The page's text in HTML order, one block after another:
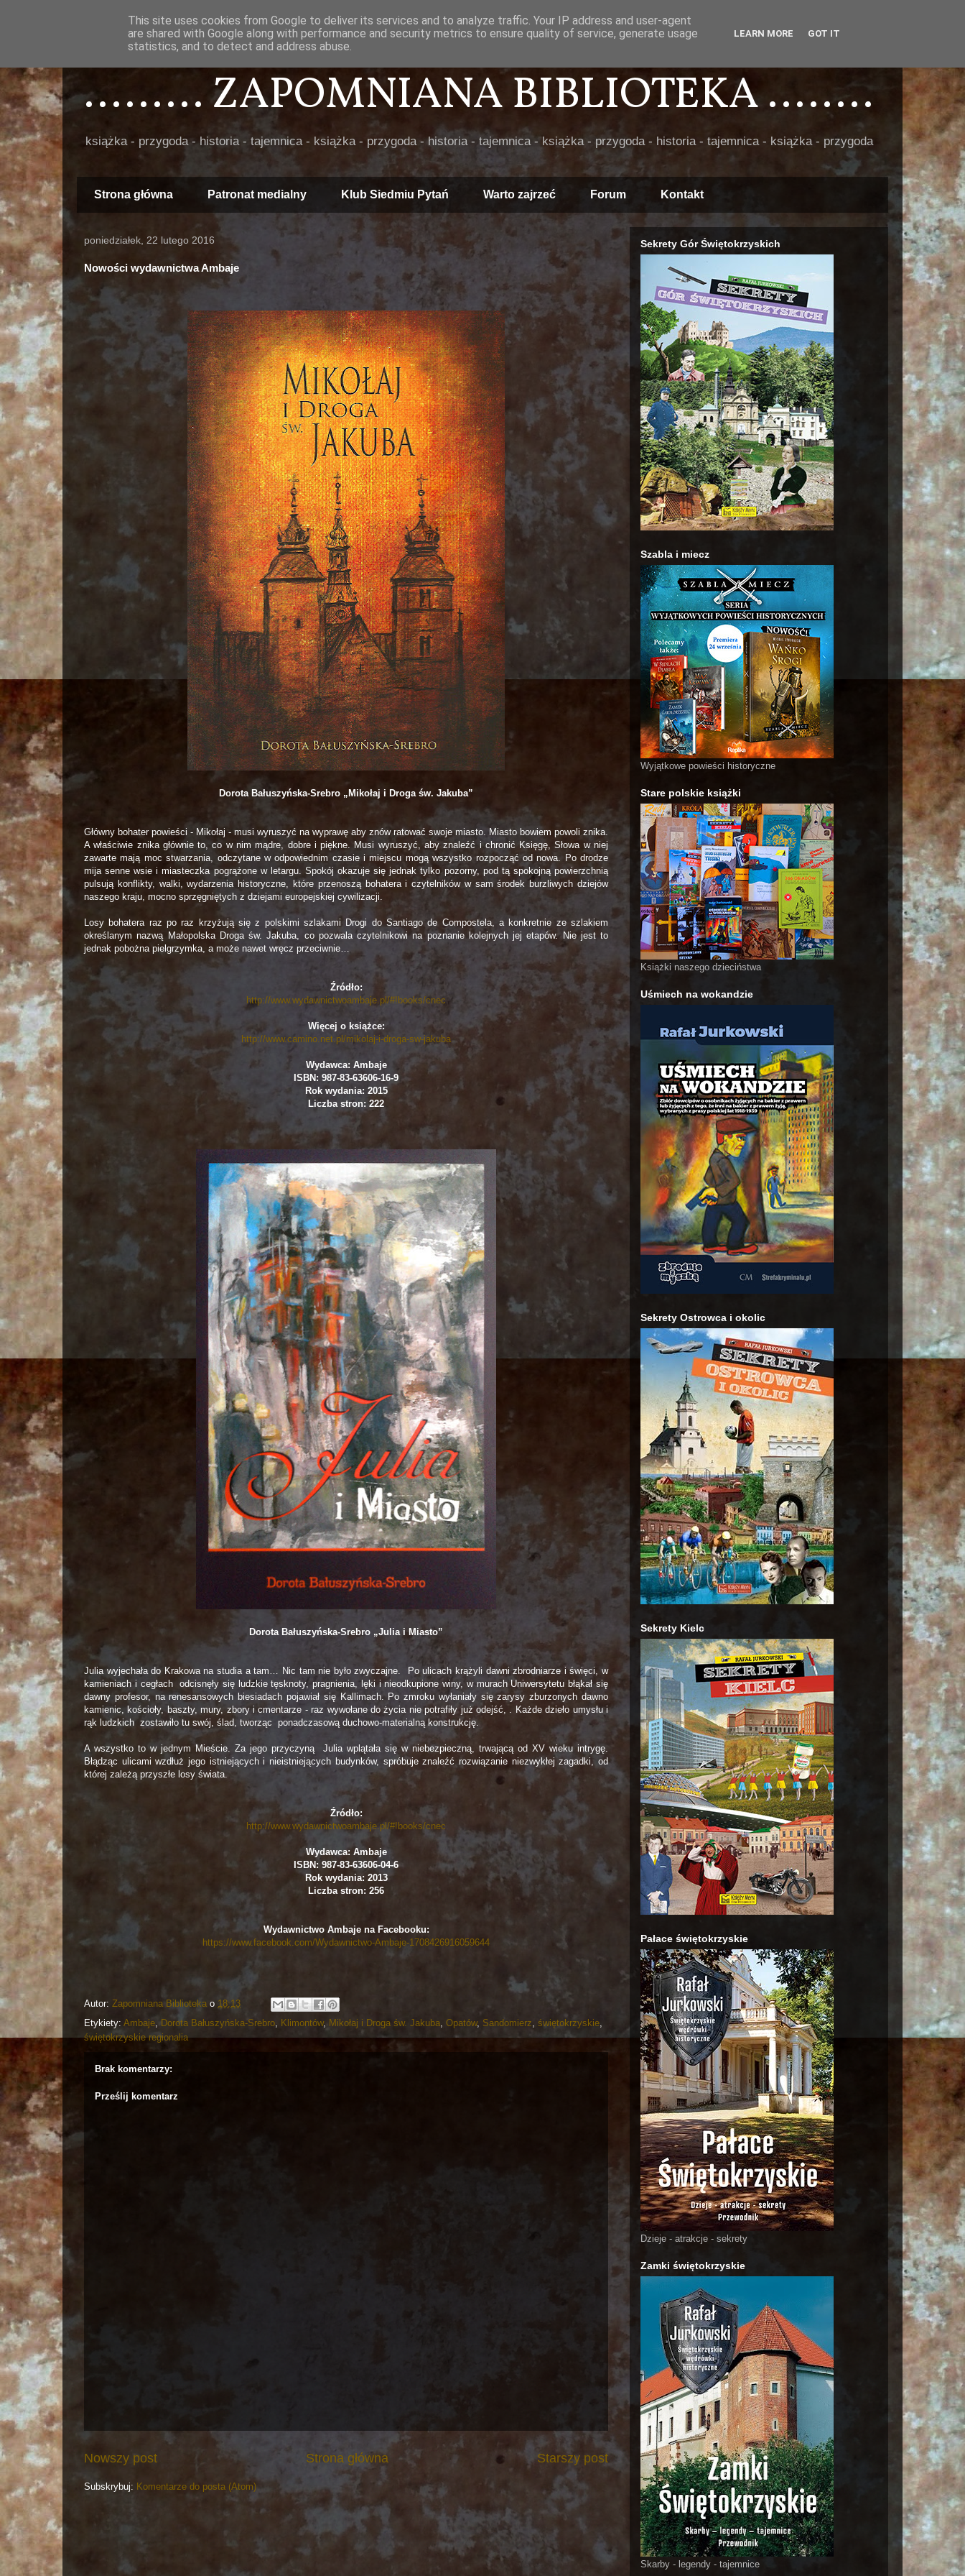
......... ZAPOMNIANA BIBLIOTEKA ........
książka - przygoda - historia - tajemnica - książka - przygoda - historia - tajemnica - książka - przygoda - historia - tajemnica - książka - przygoda
Strona główna Patronat medialny Klub Siedmiu Pytań Warto zajrzeć Forum Kontakt
poniedziałek, 22 lutego 2016
Nowości wydawnictwa Ambaje
Dorota Bałuszyńska-Srebro „Mikołaj i Droga św. Jakuba”
Główny bohater powieści - Mikołaj - musi wyruszyć na wyprawę aby znów ratować swoje miasto. Miasto bowiem powoli znika.
A właściwie znika głównie to, co w nim mądre, dobre i piękne. Musi wyruszyć, aby znaleźć i chronić Księgę, Słowa w niej
zawarte mają moc stwarzania, odczytane w odpowiednim czasie i miejscu mogą wszystko rozpocząć od nowa. Po drodze
mija senne wsie i miasteczka pogrążone w letargu. Spokój okazuje się jednak tylko pozorny, pod tą spokojną powierzchnią
pulsują konflikty, walki, wydarzenia historyczne, które przenoszą bohatera i czytelników w sam środek burzliwych dziejów
naszego kraju, mocno sprzęgniętych z dziejami europejskiej cywilizacji.
Losy bohatera raz po raz krzyżują się z polskimi szlakami Drogi do Santiago de Compostela, a konkretnie ze szlakiem
określanym nazwą Małopolska Droga św. Jakuba, co pozwala czytelnikowi na poznanie kolejnych jej etapów. Nie jest to
jednak pobożna pielgrzymka, a może nawet wręcz przeciwnie…
Źródło:
http://www.wydawnictwoambaje.pl/#!books/cnec
Więcej o książce:
http://www.camino.net.pl/mikolaj-i-droga-sw-jakuba
Wydawca: Ambaje
ISBN: 987-83-63606-16-9
Rok wydania: 2015
Liczba stron: 222
Dorota Bałuszyńska-Srebro „Julia i Miasto”
Julia wyjechała do Krakowa na studia a tam… Nic tam nie było zwyczajne. Po ulicach krążyli dawni zbrodniarze i święci, w
kamieniach i cegłach odcisnęły się ludzkie tęsknoty, pragnienia, lęki i nieodkupione winy, w murach Uniwersytetu błąkał się
dawny profesor, na renesansowych biesiadach pojawiał się Kallimach. Po zmroku wyłaniały się zarysy zburzonych dawno
kamienic, kościoły, baszty, mury, zbory i cmentarze - raz wywołane do życia nie potrafiły już odejść, . Każde dzieło umysłu i
rąk ludzkich zostawiło tu swój, ślad, tworząc ponadczasową duchowo-materialną konstrukcję.
A wszystko to w jednym Mieście. Za jego przyczyną Julia wplątała się w niebezpieczną, trwającą od XV wieku intrygę.
Błądząc ulicami wzdłuż jego istniejących i nieistniejących budynków, spróbuje znaleźć rozwiązanie niezwykłej zagadki, od
której zależą przyszłe losy świata.
Źródło:
http://www.wydawnictwoambaje.pl/#!books/cnec
Wydawca: Ambaje
ISBN: 987-83-63606-04-6
Rok wydania: 2013
Liczba stron: 256
Wydawnictwo Ambaje na Facebooku:
https://www.facebook.com/Wydawnictwo-Ambaje-1708426916059644
Autor: Zapomniana Biblioteka o 18:13
Etykiety: Ambaje, Dorota Bałuszyńska-Srebro, Klimontów, Mikołaj i Droga św. Jakuba, Opatów, Sandomierz, świętokrzyskie,
świętokrzyskie regionalia
Brak komentarzy:
Prześlij komentarz
Nowszy post Starszy post
Strona główna
Subskrybuj: Komentarze do posta (Atom)
Sekrety Gór Świętokrzyskich
Szabla i miecz
Wyjątkowe powieści historyczne
Stare polskie książki
Książki naszego dzieciństwa
Uśmiech na wokandzie
Sekrety Ostrowca i okolic
Sekrety Kielc
Pałace świętokrzyskie
Dzieje - atrakcje - sekrety
Zamki świętokrzyskie
Skarby - legendy - tajemnice
This site uses cookies from Google to deliver its services and to analyze traffic. Your IP address and user-agent
are shared with Google along with performance and security metrics to ensure quality of service, generate usage
statistics, and to detect and address abuse.
LEARN MORE GOT IT